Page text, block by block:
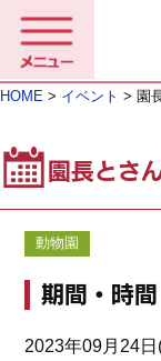
HOME > イベント > 園
園長とさ
動物園
期間・時間
2023年09月24